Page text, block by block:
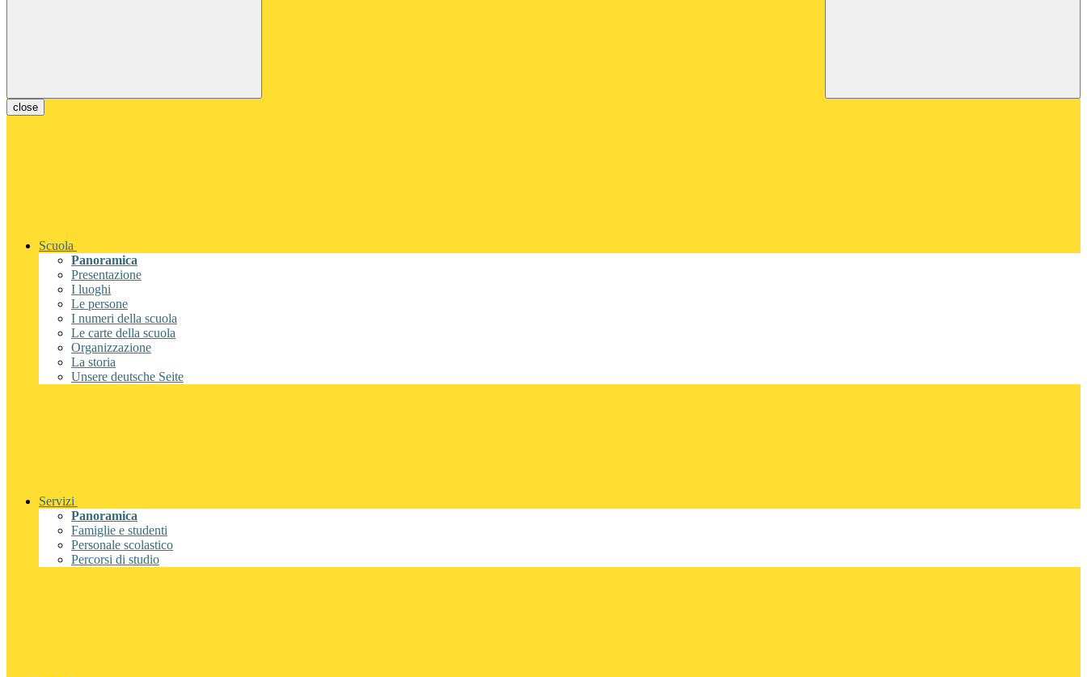
close
Scuola
Panoramica
Presentazione
I luoghi
Le persone
I numeri della scuola
Le carte della scuola
Organizzazione
La storia
Unsere deutsche Seite
Servizi
Panoramica
Famiglie e studenti
Personale scolastico
Percorsi di studio